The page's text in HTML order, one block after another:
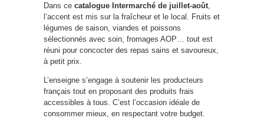
Dans ce catalogue Intermarché de juillet-août
l’accent est mis sur la fraîcheur et le local. Fruits et
légumes de saison, viandes et poissons
sélectionnés avec soin, fromages AOP… tout est
réuni pour concocter des repas sains et savoureux,
à petit prix.
L’enseigne s’engage à soutenir les producteurs
français tout en proposant des produits frais
accessibles à tous. C’est l’occasion idéale de
consommer mieux, en respectant votre budget.